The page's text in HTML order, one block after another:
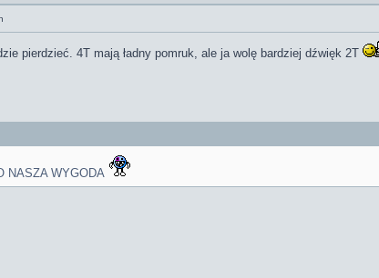
pierdzieć. 4T mają ładny pomruk, ale ja wolę bardziej dźwięk 2T
NASZA WYGODA